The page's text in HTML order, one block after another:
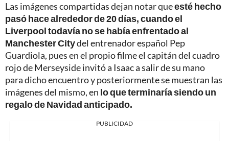
Las imágenes compartidas dejan notar queesté hecho
pasó hace alrededor de 20 días, cuando el
Liverpool todavía no se había enfrentado al
Manchester Citydel entrenador español Pep
Guardiola, pues en el propio filme el capitán del cuadro
rojo de Merseyside invitó a Isaac a salir de su mano
para dicho encuentro y posteriormente se muestran las
imágenes del mismo, en lo que terminaría siendo un
regalo de Navidad anticipado.
PUBLICIDAD